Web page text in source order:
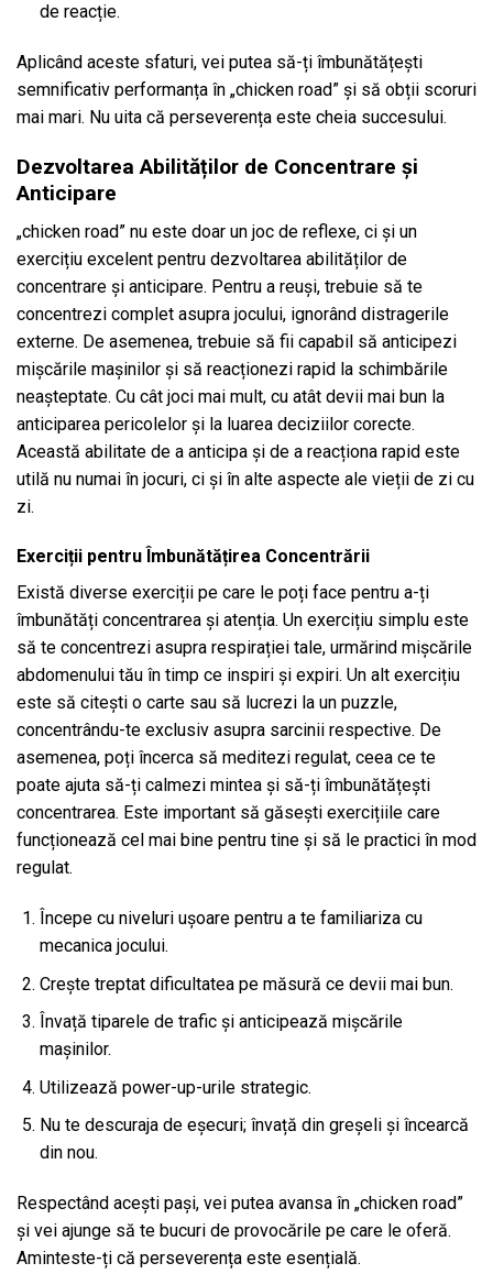
de reacție.
Aplicând aceste sfaturi, vei putea să-ți îmbunătățești
semnificativ performanța în „chicken road” și să obții scoruri
mai mari. Nu uita că perseverența este cheia succesului.
Dezvoltarea Abilităților de Concentrare și
Anticipare
„chicken road” nu este doar un joc de reflexe, ci și un
exercițiu excelent pentru dezvoltarea abilităților de
concentrare și anticipare. Pentru a reuși, trebuie să te
concentrezi complet asupra jocului, ignorând distragerile
externe. De asemenea, trebuie să fii capabil să anticipezi
mișcările mașinilor și să reacționezi rapid la schimbările
neașteptate. Cu cât joci mai mult, cu atât devii mai bun la
anticiparea pericolelor și la luarea deciziilor corecte.
Această abilitate de a anticipa și de a reacționa rapid este
utilă nu numai în jocuri, ci și în alte aspecte ale vieții de zi cu
zi.
Exerciții pentru Îmbunătățirea Concentrării
Există diverse exerciții pe care le poți face pentru a-ți
îmbunătăți concentrarea și atenția. Un exercițiu simplu este
să te concentrezi asupra respirației tale, urmărind mișcările
abdomenului tău în timp ce inspiri și expiri. Un alt exercițiu
este să citești o carte sau să lucrezi la un puzzle,
concentrându-te exclusiv asupra sarcinii respective. De
asemenea, poți încerca să meditezi regulat, ceea ce te
poate ajuta să-ți calmezi mintea și să-ți îmbunătățești
concentrarea. Este important să găsești exercițiile care
funcționează cel mai bine pentru tine și să le practici în mod
regulat.
Începe cu niveluri ușoare pentru a te familiariza cu
mecanica jocului.
Crește treptat dificultatea pe măsură ce devii mai bun.
Învață tiparele de trafic și anticipează mișcările
mașinilor.
Utilizează power-up-urile strategic.
Nu te descuraja de eșecuri; învață din greșeli și încearcă
din nou.
Respectând acești pași, vei putea avansa în „chicken road”
și vei ajunge să te bucuri de provocările pe care le oferă.
Aminteste-ți că perseverența este esențială.